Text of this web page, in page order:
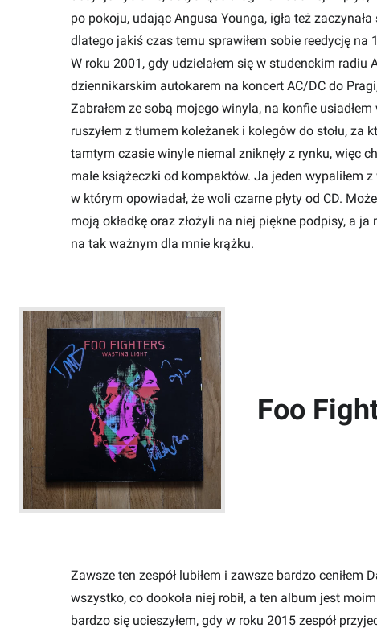
po pokoju, udając Angusa Younga, igła też
dlatego jakiś czas temu sprawiłem sobie reedycję na
W roku 2001, gdy udzielałem się w studenckim radiu
dziennikarskim autokarem na koncert AC/DC do
Zabrałem ze sobą mojego winyla, na konfie
ruszyłem z tłumem koleżanek i kolegów do stołu,
tamtym czasie winyle niemal zniknęły z rynku, więc
małe książeczki od kompaktów. Ja jeden wypaliłem
w którym opowiadał, że woli czarne płyty od CD.
moją okładkę oraz złożyli na niej piękne podpisy, a
na tak ważnym dla mnie krążku.
Foo
Zawsze ten zespół lubiłem i zawsze bardzo ceniłem
wszystko, co dookoła niej robił, a ten album jest
bardzo się ucieszyłem, gdy w roku 2015 zespół